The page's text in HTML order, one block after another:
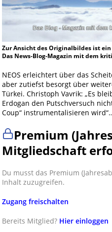
Zur Ansicht des Originalbildes ist
Das News-Blog-Magazin mit dem
NEOS erleichtert über das
aber zutiefst besorgt über
Türkei. Christoph Vavrik: „Es
Erdogan den Putschversuch
Coup“ instrumentalisieren
Premium
Mitgliedschaft
Du musst das Premium
Inhalt zuzugreifen.
Zugang freischalten
Bereits Mitglied? Hier einloggen